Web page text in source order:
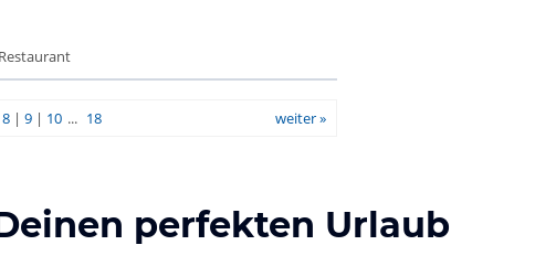
8 |9 | 10 ... 18 weiter »
perfekten Urlaub